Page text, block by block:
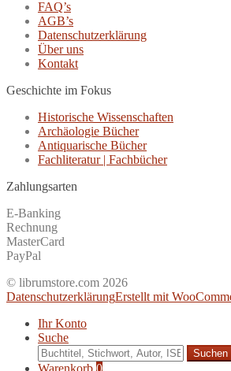
FAQ’s
AGB’s
Datenschutzerklärung
Über uns
Kontakt
Geschichte im Fokus
Historische Wissenschaften
Archäologie Bücher
Antiquarische Bücher
Fachliteratur | Fachbücher
Zahlungsarten
E-Banking
Rechnung
MasterCard
PayPal
© librumstore.com 2026
DatenschutzerklärungErstellt mit
Ihr Konto
Suche
Suche
nach:
Warenkorb 0